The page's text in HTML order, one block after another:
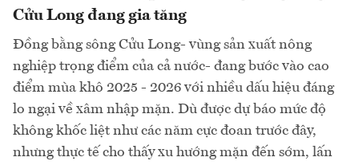
Cửu Long đang gia tăng
Đồng bằng sông Cửu Long- vùng sản xuất nông
nghiệp trọng điểm của cả nước- đang bước vào cao
điểm mùa khô 2025 - 2026 với nhiều dấu hiệu đáng
lo ngại về xâm nhập mặn. Dù được dự báo mức độ
không khốc liệt như các năm cực đoan trước đây,
nhưng thực tế cho thấy xu hướng mặn đến sớm, lấn